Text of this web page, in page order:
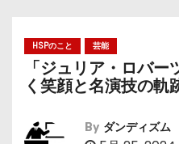
HSPのこと 芸能
「ジュリア・ロバ
く笑顔と名演技の軌
By ダンディズム